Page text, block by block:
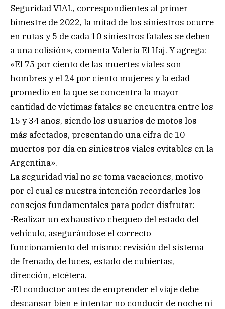
Seguridad VIAL, correspondientes al primer
bimestre de 2022, la mitad de los siniestros ocurre
en rutas y 5 de cada 10 siniestros fatales se deben
a una colisión», comenta Valeria El Haj. Y agrega:
«El 75 por ciento de las muertes viales son
hombres y el 24 por ciento mujeres y la edad
promedio en la que se concentra la mayor
cantidad de víctimas fatales se encuentra entre los
15 y 34 años, siendo los usuarios de motos los
más afectados, presentando una cifra de 10
muertos por día en siniestros viales evitables en la
Argentina».
La seguridad vial no se toma vacaciones, motivo
por el cual es nuestra intención recordarles los
consejos fundamentales para poder disfrutar:
-Realizar un exhaustivo chequeo del estado del
vehículo, asegurándose el correcto
funcionamiento del mismo: revisión del sistema
de frenado, de luces, estado de cubiertas,
dirección, etcétera.
-El conductor antes de emprender el viaje debe
descansar bien e intentar no conducir de noche ni